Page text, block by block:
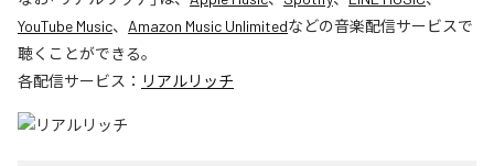
YouTube Music、 Amazon Music Unlimitedなどの音楽配信サービスで
聴くことができる。
各配信サービス： リアルリッチ